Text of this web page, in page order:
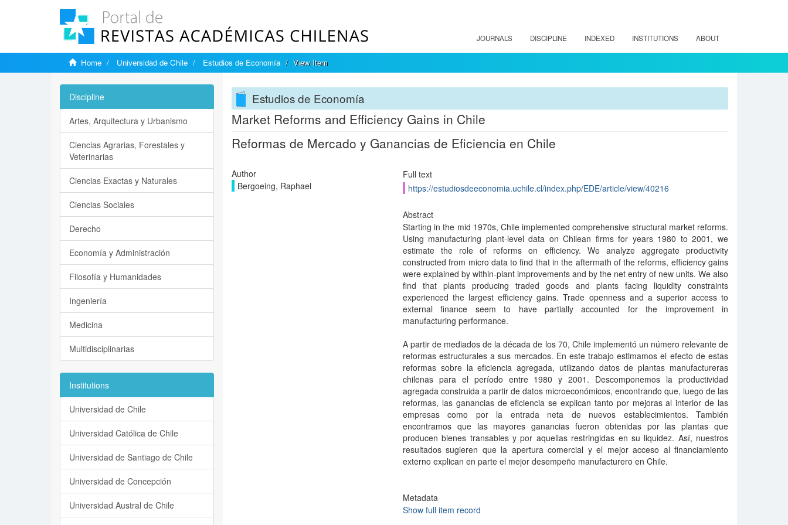
JOURNALS DISCIPLINE INDEXED INSTITUTIONS ABOUT
Home Universidad de Chile Estudios de Economía View Item
Estudios de Economía
Market Reforms and Efficiency Gains in Chile
Reformas de Mercado y Ganancias de Eficiencia en Chile
Author
Bergoeing, Raphael
Full text
https://estudiosdeeconomia.uchile.cl/index.php/EDE/article/view/40216
Abstract
Starting in the mid 1970s, Chile implemented comprehensive structural market reforms.
Using manufacturing plant-level data on Chilean firms for years 1980 to 2001, we
estimate the role of reforms on efficiency. We analyze aggregate productivity
constructed from micro data to find that in the aftermath of the reforms, efficiency gains
were explained by within-plant improvements and by the net entry of new units. We also
find that plants producing traded goods and plants facing liquidity constraints
experienced the largest efficiency gains. Trade openness and a superior access to
external finance seem to have partially accounted for the improvement in
manufacturing performance.
A partir de mediados de la década de los 70, Chile implementó un número relevante de
reformas estructurales a sus mercados. En este trabajo estimamos el efecto de estas
reformas sobre la eficiencia agregada, utilizando datos de plantas manufactureras
chilenas para el período entre 1980 y 2001. Descomponemos la productividad
agregada construida a partir de datos microeconómicos, encontrando que, luego de las
reformas, las ganancias de eficiencia se explican tanto por mejoras al interior de las
empresas como por la entrada neta de nuevos establecimientos. También
encontramos que las mayores ganancias fueron obtenidas por las plantas que
producen bienes transables y por aquellas restringidas en su liquidez. Así, nuestros
resultados sugieren que la apertura comercial y el mejor acceso al financiamiento
externo explican en parte el mejor desempeño manufacturero en Chile.
Metadata
Show full item record
Discipline
Artes, Arquitectura y Urbanismo
Ciencias Agrarias, Forestales y
Veterinarias
Ciencias Exactas y Naturales
Ciencias Sociales
Derecho
Economía y Administración
Filosofía y Humanidades
Ingeniería
Medicina
Multidisciplinarias
Institutions
Universidad de Chile
Universidad Católica de Chile
Universidad de Santiago de Chile
Universidad de Concepción
Universidad Austral de Chile